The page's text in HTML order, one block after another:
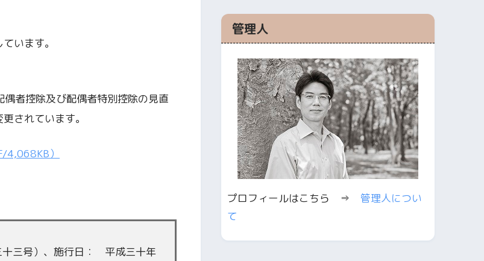
います。
偶者控除及び配偶者特別控除の見直
されています。
）
十三号）、施行日： 平成三十年
管理人
プロフィールはこちら ⇒ 管理人につい
て